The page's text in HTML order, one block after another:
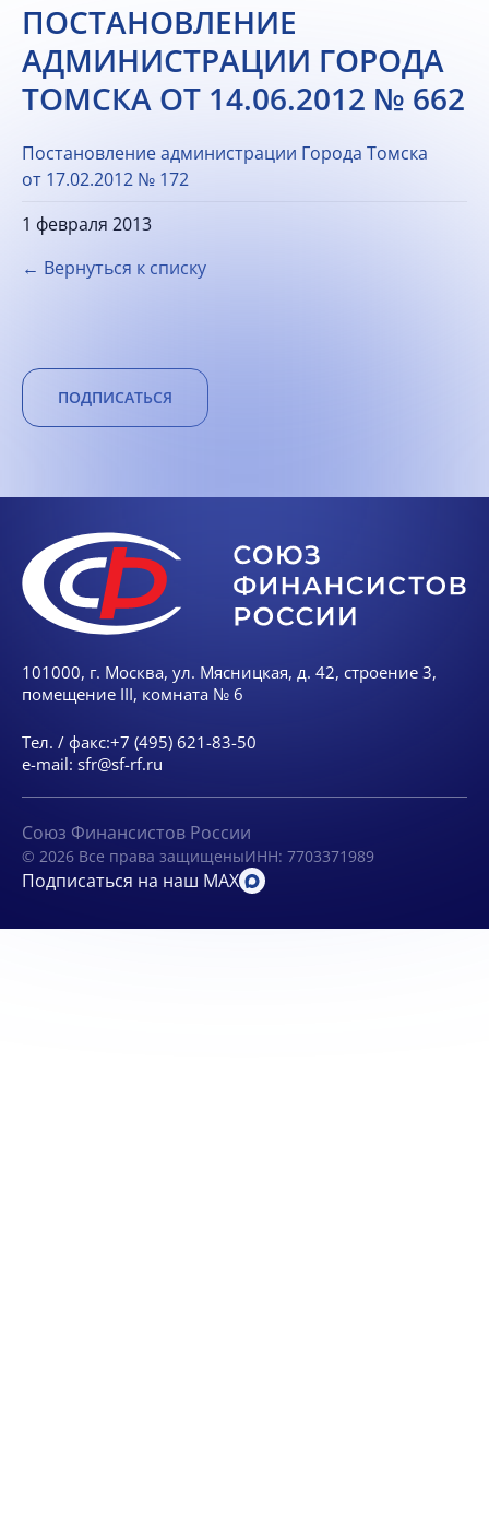
ПОСТАНОВЛЕНИЕ
АДМИНИСТРАЦИИ ГОРОДА
ТОМСКА ОТ 14.06.2012 № 662
Постановление администрации Города Томска
от 17.02.2012 № 172
1 февраля 2013
← Вернуться к списку
ПОДПИСАТЬСЯ
101000, г. Москва, ул. Мясницкая, д. 42, строение 3,
помещение III, комната № 6
Тел. / факс:+7 (495) 621-83-50
e-mail: sfr@sf-rf.ru
Союз Финансистов России
© 2026 Все права защищеныИНН: 7703371989
Подписаться на наш MAX